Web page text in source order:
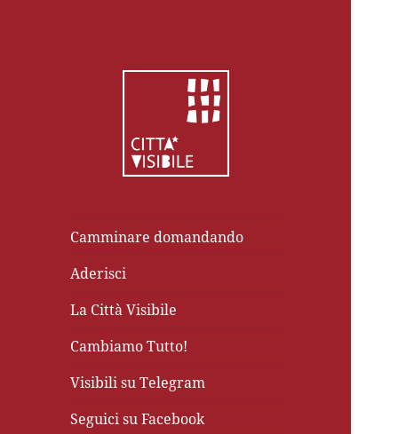
Camminare domandando
Aderisci
La Città Visibile
Cambiamo Tutto!
Visibili su Telegram
Seguici su Facebook